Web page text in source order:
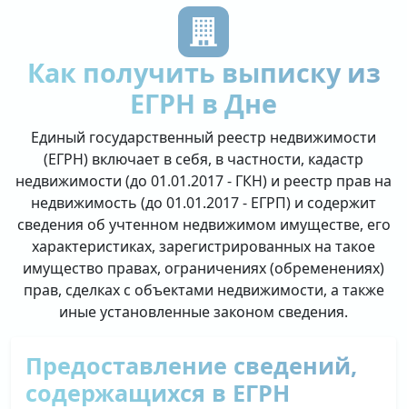
Как получить выписку из
ЕГРН в Дне
Единый государственный реестр недвижимости
(ЕГРН) включает в себя, в частности, кадастр
недвижимости (до 01.01.2017 - ГКН) и реестр прав на
недвижимость (до 01.01.2017 - ЕГРП) и содержит
сведения об учтенном недвижимом имуществе, его
характеристиках, зарегистрированных на такое
имущество правах, ограничениях (обременениях)
прав, сделках с объектами недвижимости, а также
иные установленные законом сведения.
Предоставление сведений,
содержащихся в ЕГРН